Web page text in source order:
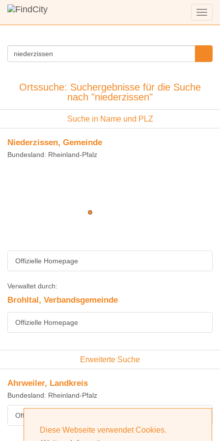
Diese Webseite verwendet Cookies.
Menü
Ortssuche: Suchergebnisse für die Suche
nach "niederzissen"
Suche in Name und PLZ
Niederzissen, Gemeinde
Bundesland: Rheinland-Pfalz
Offizielle Homepage
Verwaltet durch:
Brohltal, Verbandsgemeinde
Offizielle Homepage
Erweiterte Suche
Ahrweiler, Landkreis
Bundesland: Rheinland-Pfalz
Offizielle Homepage